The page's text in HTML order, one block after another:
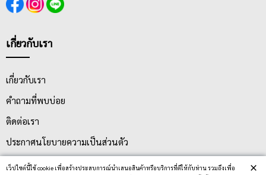
เว็ปไซต์นี้ใช้ cookie เพื่อสร้างประสบการณ์นำเสนอสินค้าหรือบริการที่ดีให้กับท่าน รวมถึงเพื่อ
×
เกี่ยวกับเรา
เกี่ยวกับเรา
คำถามที่พบบ่อย
ติดต่อเรา
ประกาศนโยบายความเป็นส่วนตัว
นโยบายการจัดส่ง